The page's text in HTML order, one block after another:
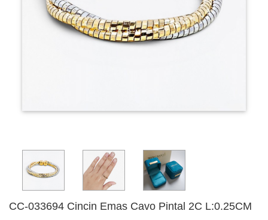
CC-033694 Cincin Emas Cavo Pintal 2C L:0.25CM